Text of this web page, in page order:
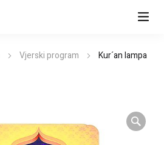
Vjerski program
Kur´an lampa